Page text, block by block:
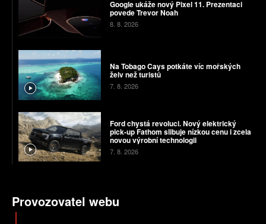
Google ukáže nový Pixel 11. Prezentaci
povede Trevor Noah
8. 8. 2026
Na Tobago Cays potkáte víc mořských
želv než turistů
7. 8. 2026
Ford chystá revoluci. Nový elektrický
pick-up Fathom slibuje nízkou cenu i zcela
novou výrobní technologii
7. 8. 2026
Provozovatel webu